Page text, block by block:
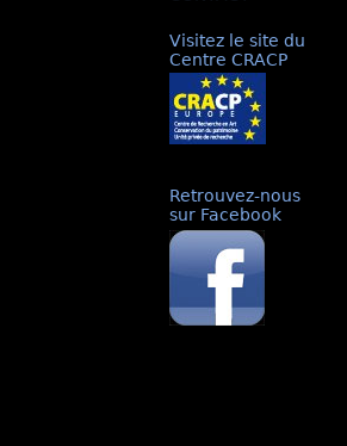
Visitez le site du
Centre CRACP
Retrouvez-nous
sur Facebook